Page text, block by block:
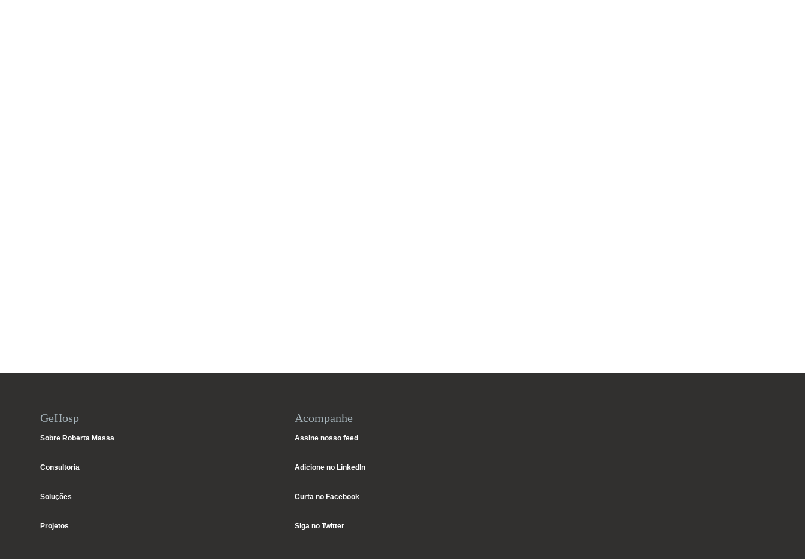
GeHosp
Sobre Roberta Massa
Consultoria
Soluções
Projetos
Acompanhe
Assine nosso feed
Adicione no LinkedIn
Curta no Facebook
Siga no Twitter